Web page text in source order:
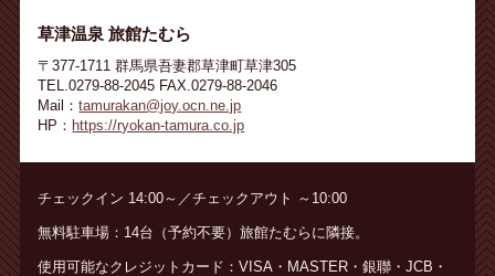
草津温泉 旅館たむら
〒377-1711 群馬県吾妻郡草津町草津305
TEL.0279-88-2045 FAX.0279-88-2046
Mail：tamurakan@joy.ocn.ne.jp
HP： https://ryokan-tamura.co.jp
チェックイン 14:00～／チェックアウト ～10:00
無料駐車場：14台（予約不要）旅館たむらに隣接。
使用可能なクレジットカード：VISA・MASTER・銀聯・JCB・